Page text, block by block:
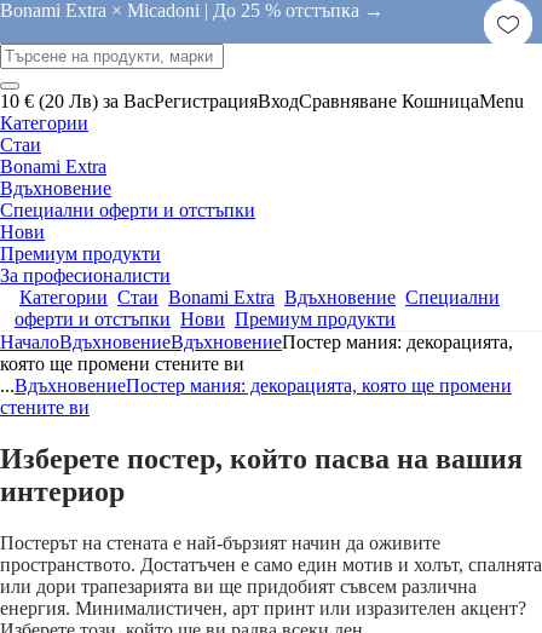
Bonami Extra × Micadoni | До 25 % отстъпка →
10 € (20 Лв) за ВасРегистрацияВходСравняване КошницаMenu
Категории
Стаи
Bonami Extra
Вдъхновение
Специални оферти и отстъпки
Нови
Премиум продукти
За професионалисти
Категории Стаи Bonami Extra Вдъхновение Специални
оферти и отстъпки Нови Премиум продукти
НачалоВдъхновениеВдъхновениеПостер мания: декорацията,
която ще промени стените ви
...ВдъхновениеПостер мания: декорацията, която ще промени
стените ви
Изберете постер, който пасва на вашия
интериор
Постерът на стената е най-бързият начин да оживите
пространството. Достатъчен е само един мотив и холът, спалнята
или дори трапезарията ви ще придобият съвсем различна
енергия. Минималистичен, арт принт или изразителен акцент?